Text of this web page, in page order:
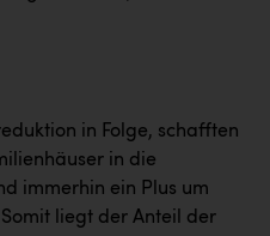
in Folge, schafften
in die
immerhin ein Plus um
Somit liegt der Anteil der